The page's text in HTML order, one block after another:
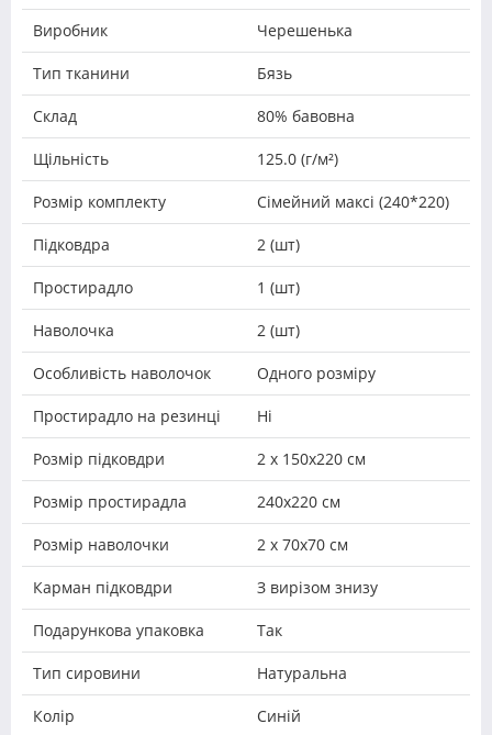
Виробник Черешенька
Тип тканини Бязь
Склад 80% бавовна
Щільність 125.0 (г/м²)
Розмір комплекту Сімейний максі (240*220)
Підковдра 2 (шт)
Простирадло 1 (шт)
Наволочка 2 (шт)
Особливість наволочок Одного розміру
Простирадло на резинці Ні
Розмір підковдри 2 х 150х220 см
Розмір простирадла 240х220 см
Розмір наволочки 2 х 70х70 см
Карман підковдри З вирізом знизу
Подарункова упаковка Так
Тип сировини Натуральна
Колір Синій